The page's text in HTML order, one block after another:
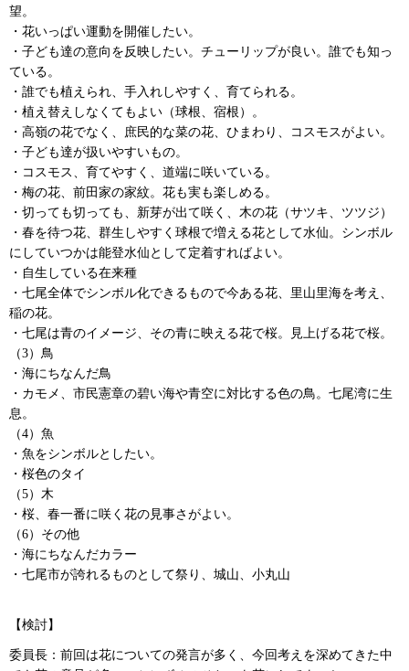
望。
・花いっぱい運動を開催したい。
・子ども達の意向を反映したい。チューリップが良い。誰でも知っ
ている。
・誰でも植えられ、手入れしやすく、育てられる。
・植え替えしなくてもよい（球根、宿根）。
・高嶺の花でなく、庶民的な菜の花、ひまわり、コスモスがよい。
・子ども達が扱いやすいもの。
・コスモス、育てやすく、道端に咲いている。
・梅の花、前田家の家紋。花も実も楽しめる。
・切っても切っても、新芽が出て咲く、木の花（サツキ、ツツジ）
・春を待つ花、群生しやすく球根で増える花として水仙。シンボル
にしていつかは能登水仙として定着すればよい。
・自生している在来種
・七尾全体でシンボル化できるもので今ある花、里山里海を考え、
稲の花。
・七尾は青のイメージ、その青に映える花で桜。見上げる花で桜。
（3）鳥
・海にちなんだ鳥
・カモメ、市民憲章の碧い海や青空に対比する色の鳥。七尾湾に生
息。
（4）魚
・魚をシンボルとしたい。
・桜色のタイ
（5）木
・桜、春一番に咲く花の見事さがよい。
（6）その他
・海にちなんだカラー
・七尾市が誇れるものとして祭り、城山、小丸山
【検討】
委員長：前回は花についての発言が多く、今回考えを深めてきた中